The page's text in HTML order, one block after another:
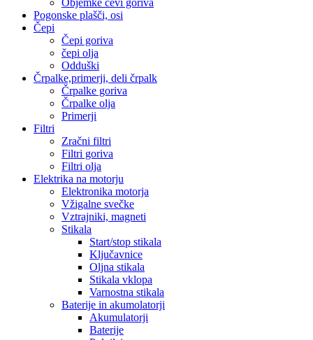
Objemke cevi goriva
Pogonske plašči, osi
Čepi
Čepi goriva
čepi olja
Odduški
Črpalke,primerji, deli črpalk
Črpalke goriva
Črpalke olja
Primerji
Filtri
Zračni filtri
Filtri goriva
Filtri olja
Elektrika na motorju
Elektronika motorja
Vžigalne svečke
Vztrajniki, magneti
Stikala
Start/stop stikala
Ključavnice
Oljna stikala
Stikala vklopa
Varnostna stikala
Baterije in akumolatorji
Akumulatorji
Baterije